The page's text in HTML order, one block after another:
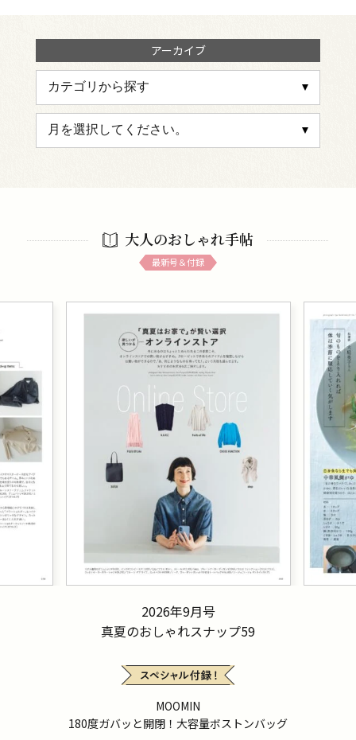
アーカイブ
大人のおしゃれ手帖
最新号＆付録
2026年9月号
真夏のおしゃれスナップ59
MOOMIN
180度ガバッと開閉！大容量ボストンバッグ